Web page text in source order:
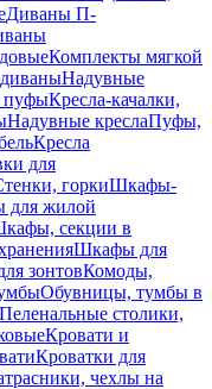
Диваны П-
Комплекты мягкой
Надувные
пуфыКресла-качалки,
Надувные креслаПуфы,
Кресла
для
горкиШкафы-
для жилой
секции в
Шкафы для
зонтовКомоды,
Обувницы, тумбы в
Пеленальные столики,
Кровати и
Кроватки для
чехлы на